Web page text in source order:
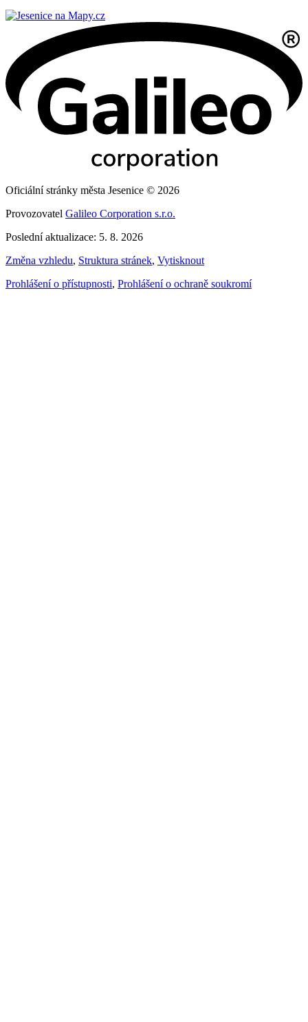
Oficiální stránky města Jesenice © 2026
Provozovatel Galileo Corporation s.r.o.
Poslední aktualizace: 5. 8. 2026
Změna vzhledu, Struktura stránek, Vytisknout
Prohlášení o přístupnosti, Prohlášení o ochraně soukromí